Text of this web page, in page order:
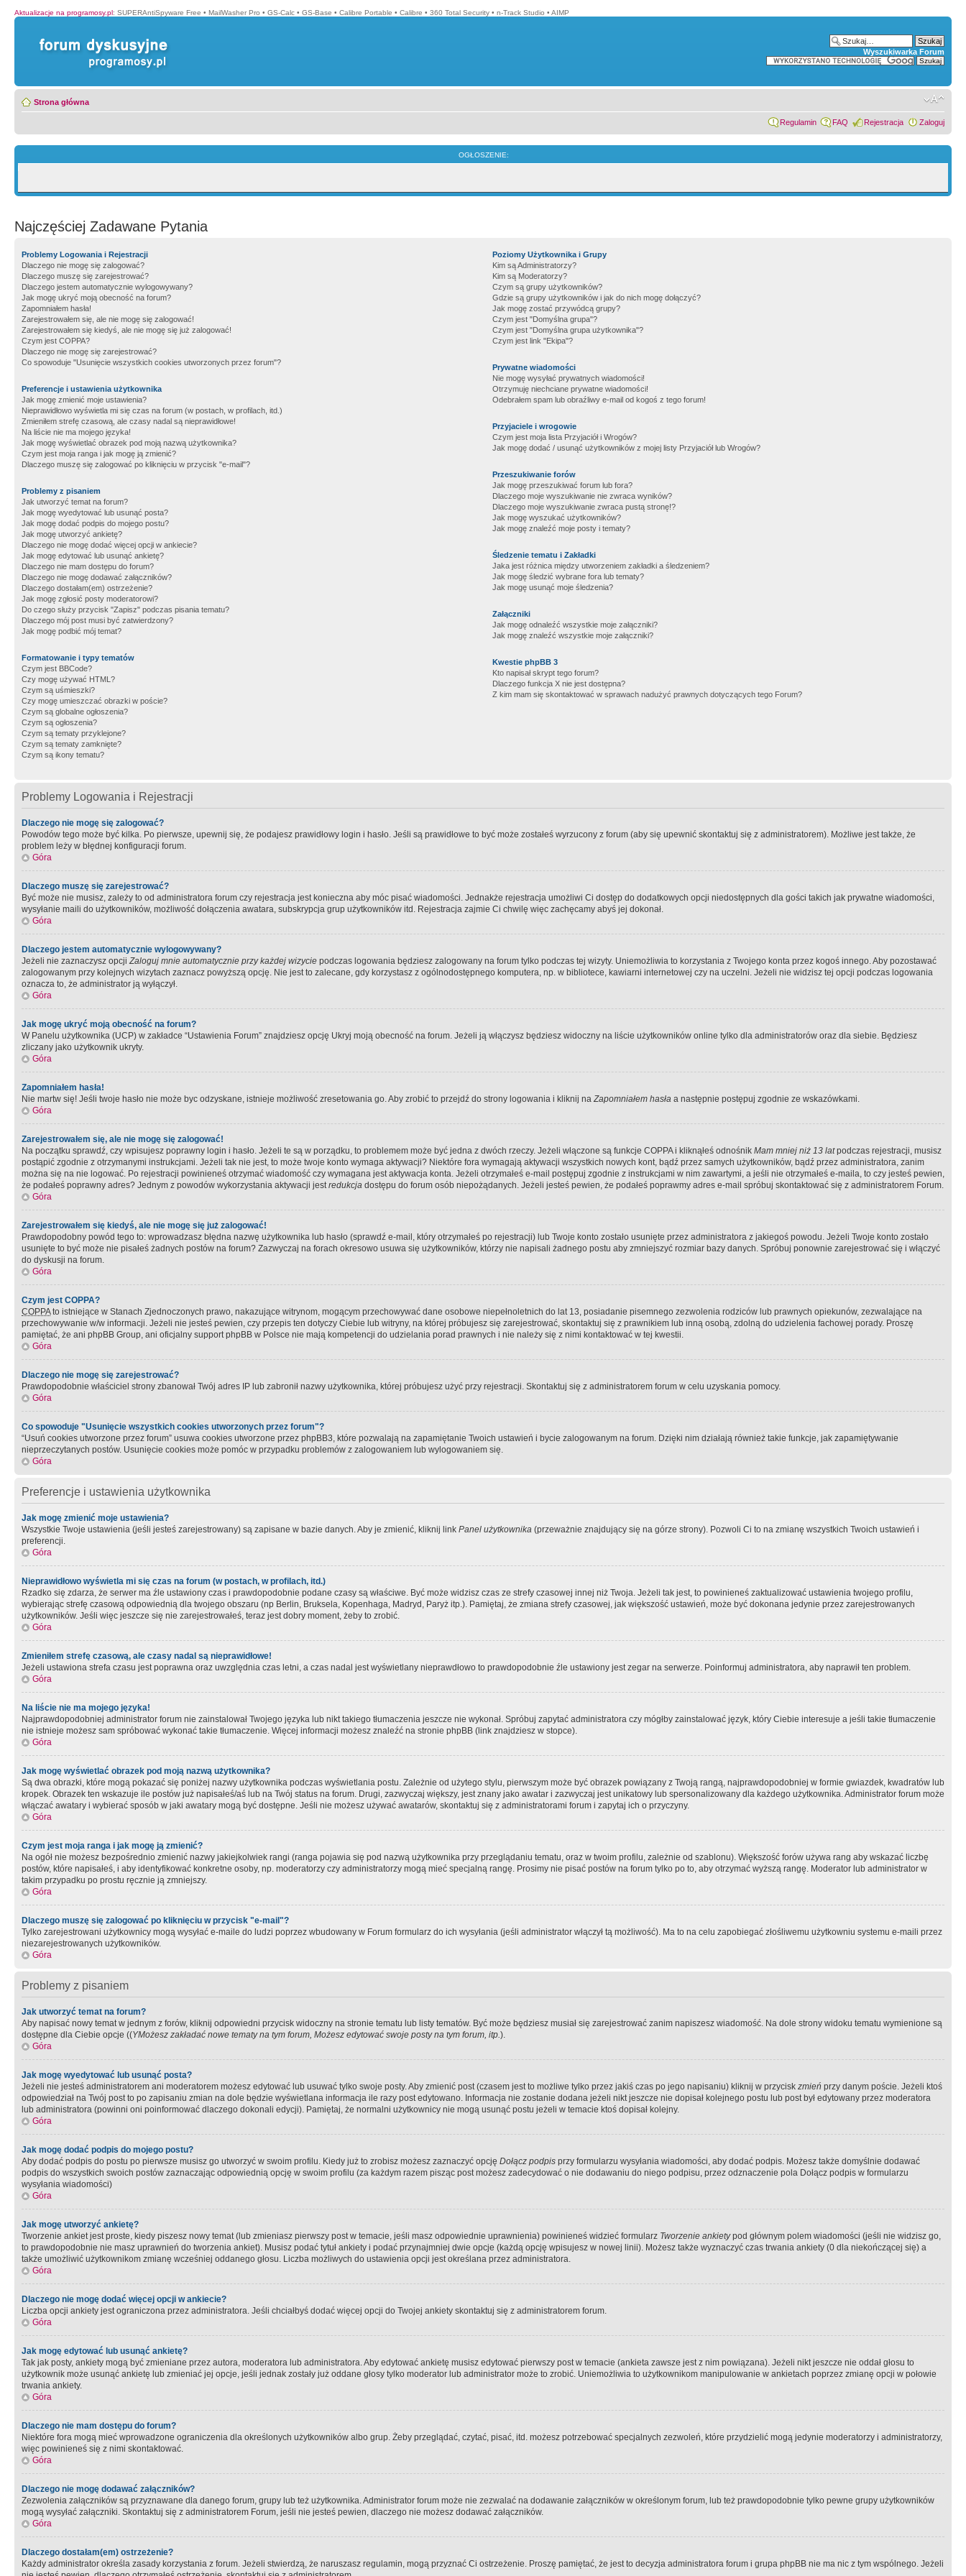
Aktualizacje na programosy.pl: SUPERAntiSpyware Free • MailWasher Pro • GS-Calc • GS-Base • Calibre Portable • Calibre • 360 Total Security • n-Track Studio • AIMP
Wyszukiwarka Forum
Strona główna
Regulamin FAQ Rejestracja Zaloguj
OGŁOSZENIE:
Najczęściej Zadawane Pytania
Problemy Logowania i Rejestracji
Dlaczego nie mogę się zalogować?
Dlaczego muszę się zarejestrować?
Dlaczego jestem automatycznie wylogowywany?
Jak mogę ukryć moją obecność na forum?
Zapomniałem hasła!
Zarejestrowałem się, ale nie mogę się zalogować!
Zarejestrowałem się kiedyś, ale nie mogę się już zalogować!
Czym jest COPPA?
Dlaczego nie mogę się zarejestrować?
Co spowoduje "Usunięcie wszystkich cookies utworzonych przez forum"?
Preferencje i ustawienia użytkownika
Jak mogę zmienić moje ustawienia?
Nieprawidłowo wyświetla mi się czas na forum (w postach, w profilach, itd.)
Zmieniłem strefę czasową, ale czasy nadal są nieprawidłowe!
Na liście nie ma mojego języka!
Jak mogę wyświetlać obrazek pod moją nazwą użytkownika?
Czym jest moja ranga i jak mogę ją zmienić?
Dlaczego muszę się zalogować po kliknięciu w przycisk "e-mail"?
Problemy z pisaniem
Jak utworzyć temat na forum?
Jak mogę wyedytować lub usunąć posta?
Jak mogę dodać podpis do mojego postu?
Jak mogę utworzyć ankietę?
Dlaczego nie mogę dodać więcej opcji w ankiecie?
Jak mogę edytować lub usunąć ankietę?
Dlaczego nie mam dostępu do forum?
Dlaczego nie mogę dodawać załączników?
Dlaczego dostałam(em) ostrzeżenie?
Jak mogę zgłosić posty moderatorowi?
Do czego służy przycisk "Zapisz" podczas pisania tematu?
Dlaczego mój post musi być zatwierdzony?
Jak mogę podbić mój temat?
Formatowanie i typy tematów
Czym jest BBCode?
Czy mogę używać HTML?
Czym są uśmieszki?
Czy mogę umieszczać obrazki w poście?
Czym są globalne ogłoszenia?
Czym są ogłoszenia?
Czym są tematy przyklejone?
Czym są tematy zamknięte?
Czym są ikony tematu?
Poziomy Użytkownika i Grupy
Kim są Administratorzy?
Kim są Moderatorzy?
Czym są grupy użytkowników?
Gdzie są grupy użytkowników i jak do nich mogę dołączyć?
Jak mogę zostać przywódcą grupy?
Czym jest "Domyślna grupa"?
Czym jest "Domyślna grupa użytkownika"?
Czym jest link "Ekipa"?
Prywatne wiadomości
Nie mogę wysyłać prywatnych wiadomości!
Otrzymuję niechciane prywatne wiadomości!
Odebrałem spam lub obraźliwy e-mail od kogoś z tego forum!
Przyjaciele i wrogowie
Czym jest moja lista Przyjaciół i Wrogów?
Jak mogę dodać / usunąć użytkowników z mojej listy Przyjaciół lub Wrogów?
Przeszukiwanie forów
Jak mogę przeszukiwać forum lub fora?
Dlaczego moje wyszukiwanie nie zwraca wyników?
Dlaczego moje wyszukiwanie zwraca pustą stronę!?
Jak mogę wyszukać użytkowników?
Jak mogę znaleźć moje posty i tematy?
Śledzenie tematu i Zakładki
Jaka jest różnica między utworzeniem zakładki a śledzeniem?
Jak mogę śledzić wybrane fora lub tematy?
Jak mogę usunąć moje śledzenia?
Załączniki
Jak mogę odnaleźć wszystkie moje załączniki?
Jak mogę znaleźć wszystkie moje załączniki?
Kwestie phpBB 3
Kto napisał skrypt tego forum?
Dlaczego funkcja X nie jest dostępna?
Z kim mam się skontaktować w sprawach nadużyć prawnych dotyczących tego Forum?
Problemy Logowania i Rejestracji
Dlaczego nie mogę się zalogować?
Powodów tego może być kilka. Po pierwsze, upewnij się, że podajesz prawidłowy login i hasło. Jeśli są prawidłowe to być może zostałeś wyrzucony z forum (aby się upewnić skontaktuj się z administratorem). Możliwe jest także, że
problem leży w błędnej konfiguracji forum.
Góra
Dlaczego muszę się zarejestrować?
Być może nie musisz, zależy to od administratora forum czy rejestracja jest konieczna aby móc pisać wiadomości. Jednakże rejestracja umożliwi Ci dostęp do dodatkowych opcji niedostępnych dla gości takich jak prywatne wiadomości,
wysyłanie maili do użytkowników, możliwość dołączenia awatara, subskrypcja grup użytkowników itd. Rejestracja zajmie Ci chwilę więc zachęcamy abyś jej dokonał.
Góra
Dlaczego jestem automatycznie wylogowywany?
Jeżeli nie zaznaczysz opcjiZaloguj mnie automatycznie przy każdej wizycie podczas logowania będziesz zalogowany na forum tylko podczas tej wizyty. Uniemożliwia to korzystania z Twojego konta przez kogoś innego. Aby pozostawać
zalogowanym przy kolejnych wizytach zaznacz powyższą opcję. Nie jest to zalecane, gdy korzystasz z ogólnodostępnego komputera, np. w bibliotece, kawiarni internetowej czy na uczelni. Jeżeli nie widzisz tej opcji podczas logowania
oznacza to, że administrator ją wyłączył.
Góra
Jak mogę ukryć moją obecność na forum?
W Panelu użytkownika (UCP) w zakładce “Ustawienia Forum” znajdziesz opcję Ukryj moją obecność na forum. Jeżeli ją włączysz będziesz widoczny na liście użytkowników online tylko dla administratorów oraz dla siebie. Będziesz
zliczany jako użytkownik ukryty.
Góra
Zapomniałem hasła!
Nie martw się! Jeśli twoje hasło nie może byc odzyskane, istnieje możliwość zresetowania go. Aby zrobić to przejdź do strony logowania i kliknij naZapomniałem hasła a następnie postępuj zgodnie ze wskazówkami.
Góra
Zarejestrowałem się, ale nie mogę się zalogować!
Na początku sprawdź, czy wpisujesz poprawny login i hasło. Jeżeli te są w porządku, to problemem może być jedna z dwóch rzeczy. Jeżeli włączone są funkcje COPPA i kliknąłeś odnośnik Mam mniej niż 13 latpodczas rejestracji, musisz
postąpić zgodnie z otrzymanymi instrukcjami. Jeżeli tak nie jest, to może twoje konto wymaga aktywacji? Niektóre fora wymagają aktywacji wszystkich nowych kont, bądź przez samych użytkowników, bądź przez administratora, zanim
można się na nie logować. Po rejestracji powinieneś otrzymać wiadomość czy wymagana jest aktywacja konta. Jeżeli otrzymałeś e-mail postępuj zgodnie z instrukcjami w nim zawartymi, a jeśli nie otrzymałeś e-maila, to czy jesteś pewien,
że podałeś poprawny adres? Jednym z powodów wykorzystania aktywacji jestredukcja dostępu do forum osób niepożądanych. Jeżeli jesteś pewien, że podałeś poprawmy adres e-mail spróbuj skontaktować się z administratorem Forum.
Góra
Zarejestrowałem się kiedyś, ale nie mogę się już zalogować!
Prawdopodobny powód tego to: wprowadzasz błędna nazwę użytkownika lub hasło (sprawdź e-mail, który otrzymałeś po rejestracji) lub Twoje konto zostało usunięte przez administratora z jakiegoś powodu. Jeżeli Twoje konto zostało
usunięte to być może nie pisałeś żadnych postów na forum? Zazwyczaj na forach okresowo usuwa się użytkowników, którzy nie napisali żadnego postu aby zmniejszyć rozmiar bazy danych. Spróbuj ponownie zarejestrować się i włączyć
do dyskusji na forum.
Góra
Czym jest COPPA?
COPPAto istniejące w Stanach Zjednoczonych prawo, nakazujące witrynom, mogącym przechowywać dane osobowe niepełnoletnich do lat 13, posiadanie pisemnego zezwolenia rodziców lub prawnych opiekunów, zezwalające na
przechowywanie w/w informacji. Jeżeli nie jesteś pewien, czy przepis ten dotyczy Ciebie lub witryny, na której próbujesz się zarejestrować, skontaktuj się z prawnikiem lub inną osobą, zdolną do udzielenia fachowej porady. Proszę
pamiętać, że ani phpBB Group, ani oficjalny support phpBB w Polsce nie mają kompetencji do udzielania porad prawnych i nie należy się z nimi kontaktować w tej kwestii.
Góra
Dlaczego nie mogę się zarejestrować?
Prawdopodobnie właściciel strony zbanował Twój adres IP lub zabronił nazwy użytkownika, której próbujesz użyć przy rejestracji. Skontaktuj się z administratorem forum w celu uzyskania pomocy.
Góra
Co spowoduje "Usunięcie wszystkich cookies utworzonych przez forum"?
“Usuń cookies utworzone przez forum” usuwa cookies utworzone przez phpBB3, które pozwalają na zapamiętanie Twoich ustawień i bycie zalogowanym na forum. Dzięki nim działają również takie funkcje, jak zapamiętywanie
nieprzeczytanych postów. Usunięcie cookies może pomóc w przypadku problemów z zalogowaniem lub wylogowaniem się.
Góra
Preferencje i ustawienia użytkownika
Jak mogę zmienić moje ustawienia?
Wszystkie Twoje ustawienia (jeśli jesteś zarejestrowany) są zapisane w bazie danych. Aby je zmienić, kliknij link Panel użytkownika (przeważnie znajdujący się na górze strony). Pozwoli Ci to na zmianę wszystkich Twoich ustawień i
preferencji.
Góra
Nieprawidłowo wyświetla mi się czas na forum (w postach, w profilach, itd.)
Rzadko się zdarza, że serwer ma źle ustawiony czas i prawdopodobnie podane czasy są właściwe. Być może widzisz czas ze strefy czasowej innej niż Twoja. Jeżeli tak jest, to powinieneś zaktualizować ustawienia twojego profilu,
wybierając strefę czasową odpowiednią dla twojego obszaru (np Berlin, Bruksela, Kopenhaga, Madryd, Paryż itp.). Pamiętaj, że zmiana strefy czasowej, jak większość ustawień, może być dokonana jedynie przez zarejestrowanych
użytkowników. Jeśli więc jeszcze się nie zarejestrowałeś, teraz jest dobry moment, żeby to zrobić.
Góra
Zmieniłem strefę czasową, ale czasy nadal są nieprawidłowe!
Jeżeli ustawiona strefa czasu jest poprawna oraz uwzględnia czas letni, a czas nadal jest wyświetlany nieprawdłowo to prawdopodobnie źle ustawiony jest zegar na serwerze. Poinformuj administratora, aby naprawił ten problem.
Góra
Na liście nie ma mojego języka!
Najprawdopodobniej administrator forum nie zainstalował Twojego języka lub nikt takiego tłumaczenia jeszcze nie wykonał. Spróbuj zapytać administratora czy mógłby zainstalować język, który Ciebie interesuje a jeśli takie tłumaczenie
nie istnieje możesz sam spróbować wykonać takie tłumaczenie. Więcej informacji możesz znaleźć na stronie phpBB (link znajdziesz w stopce).
Góra
Jak mogę wyświetlać obrazek pod moją nazwą użytkownika?
Są dwa obrazki, które mogą pokazać się poniżej nazwy użytkownika podczas wyświetlania postu. Zależnie od użytego stylu, pierwszym może być obrazek powiązany z Twoją rangą, najprawdopodobniej w formie gwiazdek, kwadratów lub
kropek. Obrazek ten wskazuje ile postów już napisałeś/aś lub na Twój status na forum. Drugi, zazwyczaj większy, jest znany jako awatar i zazwyczaj jest unikatowy lub spersonalizowany dla każdego użytkownika. Administrator forum może
włączać awatary i wybierać sposób w jaki awatary mogą być dostępne. Jeśli nie możesz używać awatarów, skontaktuj się z administratorami forum i zapytaj ich o przyczyny.
Góra
Czym jest moja ranga i jak mogę ją zmienić?
Na ogół nie możesz bezpośrednio zmienić nazwy jakiejkolwiek rangi (ranga pojawia się pod nazwą użytkownika przy przeglądaniu tematu, oraz w twoim profilu, zależnie od szablonu). Większość forów używa rang aby wskazać liczbę
postów, które napisałeś, i aby identyfikować konkretne osoby, np. moderatorzy czy administratorzy mogą mieć specjalną rangę. Prosimy nie pisać postów na forum tylko po to, aby otrzymać wyższą rangę. Moderator lub administrator w
takim przypadku po prostu ręcznie ją zmniejszy.
Góra
Dlaczego muszę się zalogować po kliknięciu w przycisk "e-mail"?
Tylko zarejestrowani użytkownicy mogą wysyłać e-maile do ludzi poprzez wbudowany w Forum formularz do ich wysyłania (jeśli administrator włączył tą możliwość). Ma to na celu zapobiegać złośliwemu użytkowniu systemu e-maili przez
niezarejestrowanych użytkowników.
Góra
Problemy z pisaniem
Jak utworzyć temat na forum?
Aby napisać nowy temat w jednym z forów, kliknij odpowiedni przycisk widoczny na stronie tematu lub listy tematów. Być może będziesz musiał się zarejestrować zanim napiszesz wiadomość. Na dole strony widoku tematu wymienione są
dostępne dla Ciebie opcje ((YMożesz zakładać nowe tematy na tym forum, Możesz edytować swoje posty na tym forum, itp.).
Góra
Jak mogę wyedytować lub usunąć posta?
Jeżeli nie jesteś administratorem ani moderatorem możesz edytować lub usuwać tylko swoje posty. Aby zmienić post (czasem jest to możliwe tylko przez jakiś czas po jego napisaniu) kliknij w przycisk zmień przy danym poście. Jeżeli ktoś
odpowiedział na Twój post to po zapisaniu zmian na dole będzie wyświetlana informacja ile razy post edytowano. Informacja nie zostanie dodana jeżeli nikt jeszcze nie dopisał kolejnego postu lub post był edytowany przez moderatora
lub administratora (powinni oni poinformować dlaczego dokonali edycji). Pamiętaj, że normalni użytkownicy nie mogą usunąć postu jeżeli w temacie ktoś dopisał kolejny.
Góra
Jak mogę dodać podpis do mojego postu?
Aby dodać podpis do postu po pierwsze musisz go utworzyć w swoim profilu. Kiedy już to zrobisz możesz zaznaczyć opcję Dołącz podpis przy formularzu wysyłania wiadomości, aby dodać podpis. Możesz także domyślnie dodawać
podpis do wszystkich swoich postów zaznaczając odpowiednią opcję w swoim profilu (za każdym razem pisząc post możesz zadecydować o nie dodawaniu do niego podpisu, przez odznaczenie pola Dołącz podpis w formularzu
wysyłania wiadomości)
Góra
Jak mogę utworzyć ankietę?
Tworzenie ankiet jest proste, kiedy piszesz nowy temat (lub zmieniasz pierwszy post w temacie, jeśli masz odpowiednie uprawnienia) powinieneś widzieć formularz Tworzenie ankietypod głównym polem wiadomości (jeśli nie widzisz go,
to prawdopodobnie nie masz uprawnień do tworzenia ankiet). Musisz podać tytuł ankiety i podać przynajmniej dwie opcje (każdą opcję wpisujesz w nowej linii). Możesz także wyznaczyć czas trwania ankiety (0 dla niekończącej się) a
także umożliwić użytkownikom zmianę wcześniej oddanego głosu. Liczba możliwych do ustawienia opcji jest określana przez administratora.
Góra
Dlaczego nie mogę dodać więcej opcji w ankiecie?
Liczba opcji ankiety jest ograniczona przez administratora. Jeśli chciałbyś dodać więcej opcji do Twojej ankiety skontaktuj się z administratorem forum.
Góra
Jak mogę edytować lub usunąć ankietę?
Tak jak posty, ankiety mogą być zmieniane przez autora, moderatora lub administratora. Aby edytować ankietę musisz edytować pierwszy post w temacie (ankieta zawsze jest z nim powiązana). Jeżeli nikt jeszcze nie oddał głosu to
użytkownik może usunąć ankietę lub zmieniać jej opcje, jeśli jednak zostały już oddane głosy tylko moderator lub administrator może to zrobić. Uniemożliwia to użytkownikom manipulowanie w ankietach poprzez zmianę opcji w połowie
trwania ankiety.
Góra
Dlaczego nie mam dostępu do forum?
Niektóre fora mogą mieć wprowadzone ograniczenia dla określonych użytkowników albo grup. Żeby przeglądać, czytać, pisać, itd. możesz potrzebować specjalnych zezwoleń, które przydzielić mogą jedynie moderatorzy i administratorzy,
więc powinieneś się z nimi skontaktować.
Góra
Dlaczego nie mogę dodawać załączników?
Zezwolenia załączników są przyznawane dla danego forum, grupy lub też użytkownika. Administrator forum może nie zezwalać na dodawanie załączników w określonym forum, lub też prawdopodobnie tylko pewne grupy użytkowników
mogą wysyłać załączniki. Skontaktuj się z administratorem Forum, jeśli nie jesteś pewien, dlaczego nie możesz dodawać załączników.
Góra
Dlaczego dostałam(em) ostrzeżenie?
Każdy administrator określa zasady korzystania z forum. Jeżeli stwierdzą, że naruszasz regulamin, mogą przyznać Ci ostrzeżenie. Proszę pamiętać, że jest to decyzja administratora forum i grupa phpBB nie ma nic z tym wspólnego. Jeżeli